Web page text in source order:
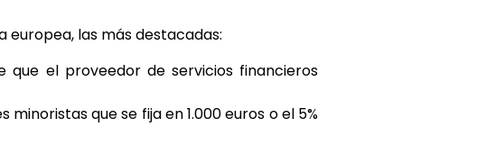
las más destacadas:
que el proveedor de servicios financieros
que se fija en 1.000 euros o el 5%